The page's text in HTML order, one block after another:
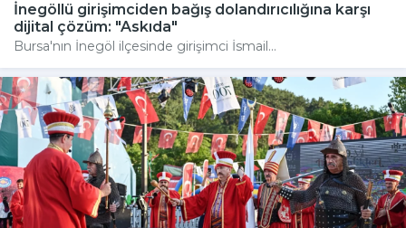
İnegöllü girişimciden bağış dolandırıcılığına karşı
dijital çözüm: "Askıda"
Bursa'nın İnegöl ilçesinde girişimci İsmail...